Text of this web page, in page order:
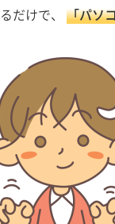
だけで、 「パソ